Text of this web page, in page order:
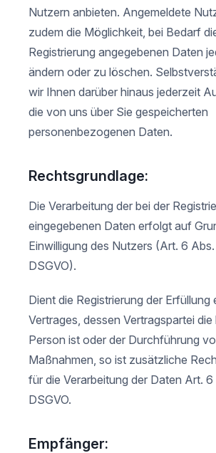
Nutzern anbieten. Angemeldete
zudem die Möglichkeit, bei Bedarf
Registrierung angegebenen Daten
ändern oder zu löschen.
wir Ihnen darüber hinaus jederzeit
die von uns über Sie gespeicherten
personenbezogenen Daten.
Rechtsgrundlage:
Die Verarbeitung der bei der
eingegebenen Daten erfolgt auf
Einwilligung des Nutzers (Art. 6 Abs.
DSGVO).
Dient die Registrierung der Erfüllung
Vertrages, dessen Vertragspartei
Person ist oder der Durchführung
Maßnahmen, so ist zusätzliche
für die Verarbeitung der Daten Art. 6
DSGVO.
Empfänger: